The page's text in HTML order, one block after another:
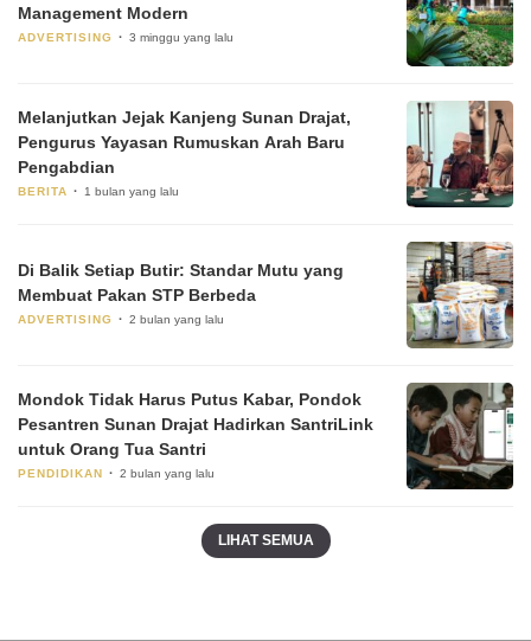
Management Modern
ADVERTISING 3 minggu yang lalu
Melanjutkan Jejak Kanjeng Sunan Drajat,
Pengurus Yayasan Rumuskan Arah Baru
Pengabdian
BERITA 1 bulan yang lalu
Di Balik Setiap Butir: Standar Mutu yang
Membuat Pakan STP Berbeda
ADVERTISING 2 bulan yang lalu
Mondok Tidak Harus Putus Kabar, Pondok
Pesantren Sunan Drajat Hadirkan SantriLink
untuk Orang Tua Santri
PENDIDIKAN 2 bulan yang lalu
LIHAT SEMUA